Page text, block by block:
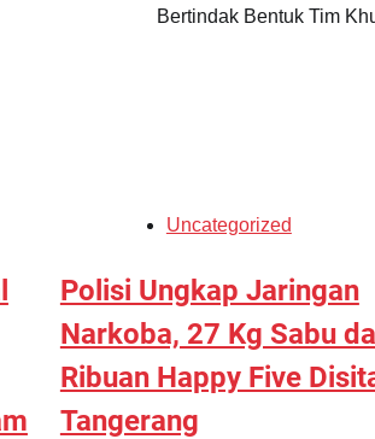
Bertindak Bentuk Tim
Uncategorized
Polisi Ungkap Jaringan
Narkoba, 27 Kg Sabu
Ribuan Happy Five
Tangerang